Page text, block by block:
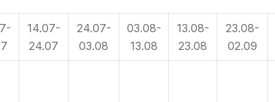
14.07-
24.07
24.07-
03.08
03.08-
13.08
13.08-
23.08
23.08-
02.09